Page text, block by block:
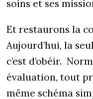
soins et ses
Et restaurons la
Aujourd’hui, la
c’est d’obéir.
évaluation, tout
même schéma